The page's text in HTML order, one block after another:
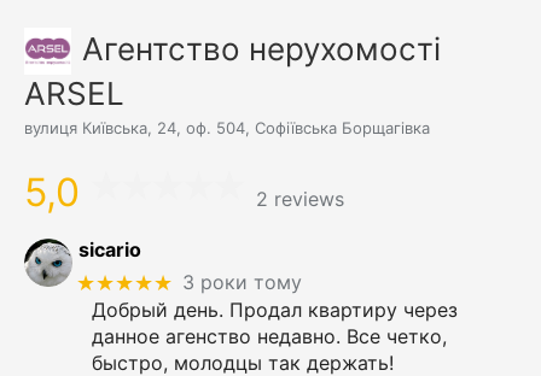
Агентство нерухомості
ARSEL
вулиця Київська, 24, оф. 504, Софіївська Борщагівка
5,0 2 reviews
sicario
★★★★★ 3 роки тому
Добрый день. Продал квартиру через
данное агенство недавно. Все четко,
быстро, молодцы так держать!